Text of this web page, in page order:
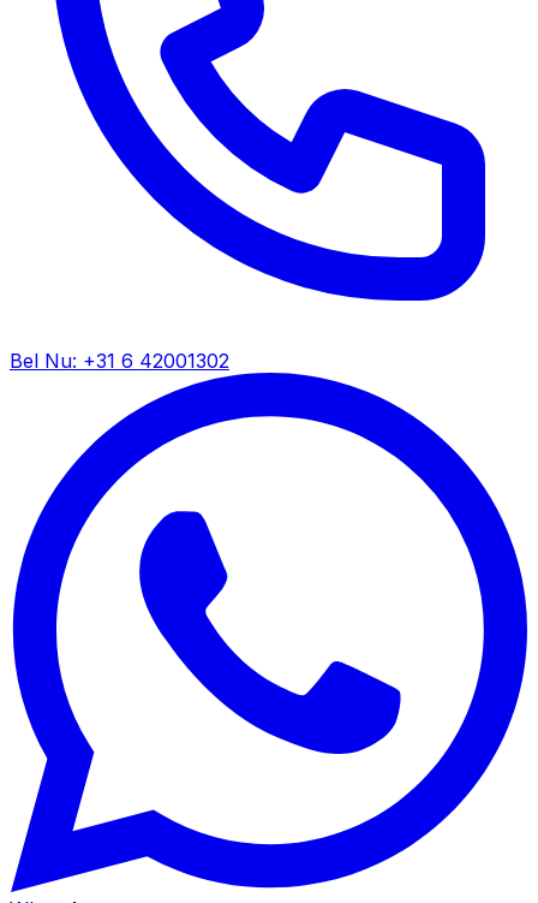
Bel Nu: +31 6 42001302